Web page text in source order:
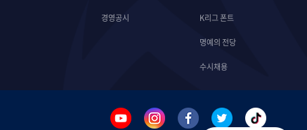
경영공시 K리그 폰트
명예의 전당
수시채용